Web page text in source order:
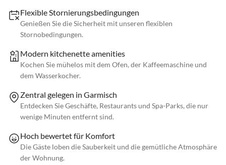
Flexible Stornierungsbedingungen
Genießen Sie die Sicherheit mit unseren flexiblen
Stornobedingungen.
Modern kitchenette amenities
Kochen Sie mühelos mit dem Ofen, der Kaffeemaschine und
dem Wasserkocher.
Zentral gelegen in Garmisch
Entdecken Sie Geschäfte, Restaurants und Spa-Parks, die nur
wenige Minuten entfernt sind.
Hoch bewertet für Komfort
Die Gäste loben die Sauberkeit und die gemütliche Atmosphäre
der Wohnung.